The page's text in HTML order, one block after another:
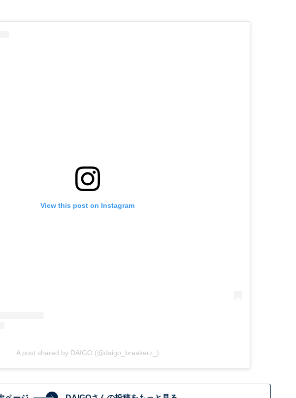
View this post on Instagram
A post shared by DAIGO (@daigo_breakerz_)